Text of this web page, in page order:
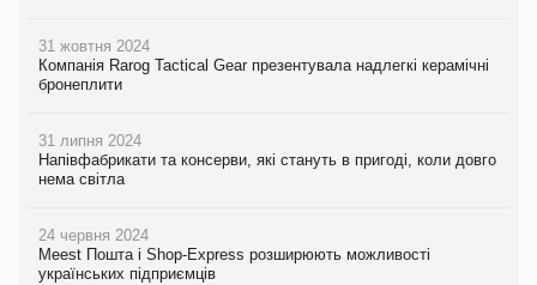
31 жовтня 2024
Компанія Rarog Tactical Gear презентувала надлегкі керамічні
бронеплити
31 липня 2024
Напівфабрикати та консерви, які стануть в пригоді, коли довго
нема світла
24 червня 2024
Meest Пошта і Shop-Express розширюють можливості
українських підприємців